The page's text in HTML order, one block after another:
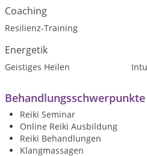
Coaching
Resilienz-Training
Energetik
Geistiges Heilen
Reiki Seminar
Online Reiki Ausbildung
Reiki Behandlungen
Klangmassagen